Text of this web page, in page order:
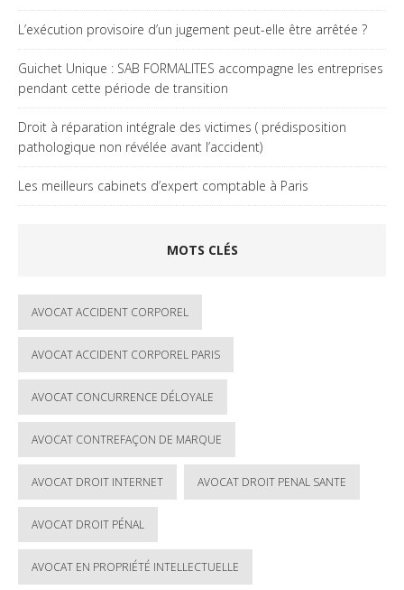
L’exécution provisoire d’un jugement peut-elle être arrêtée ?
Guichet Unique : SAB FORMALITES accompagne les entreprises
pendant cette période de transition
Droit à réparation intégrale des victimes ( prédisposition
pathologique non révélée avant l’accident)
Les meilleurs cabinets d’expert comptable à Paris
MOTS CLÉS
AVOCAT ACCIDENT CORPOREL
AVOCAT ACCIDENT CORPOREL PARIS
AVOCAT CONCURRENCE DÉLOYALE
AVOCAT CONTREFAÇON DE MARQUE
AVOCAT DROIT INTERNET AVOCAT DROIT PENAL SANTE
AVOCAT DROIT PÉNAL
AVOCAT EN PROPRIÉTÉ INTELLECTUELLE